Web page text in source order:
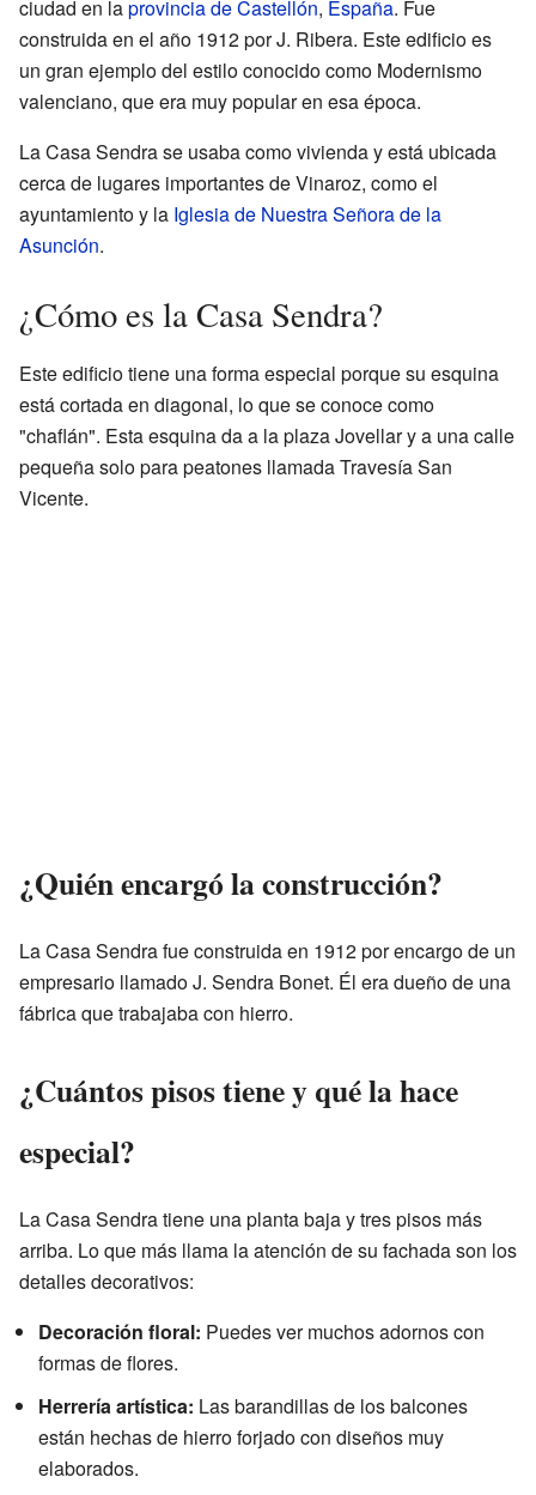
ciudad en laprovincia de Castellón, España. Fue
construida en el año 1912 por J. Ribera. Este edificio es
un gran ejemplo del estilo conocido como Modernismo
valenciano, que era muy popular en esa época.
La Casa Sendra se usaba como vivienda y está ubicada
cerca de lugares importantes de Vinaroz, como el
ayuntamiento y la Iglesia de Nuestra Señora de la
Asunción.
¿Cómo es la Casa Sendra?
Este edificio tiene una forma especial porque su esquina
está cortada en diagonal, lo que se conoce como
"chaflán". Esta esquina da a la plaza Jovellar y a una calle
pequeña solo para peatones llamada Travesía San
Vicente.
¿Quién encargó la construcción?
La Casa Sendra fue construida en 1912 por encargo de un
empresario llamado J. Sendra Bonet. Él era dueño de una
fábrica que trabajaba con hierro.
¿Cuántos pisos tiene y qué la hace
especial?
La Casa Sendra tiene una planta baja y tres pisos más
arriba. Lo que más llama la atención de su fachada son los
detalles decorativos:
Decoración floral: Puedes ver muchos adornos con
formas de flores.
Herrería artística: Las barandillas de los balcones
están hechas de hierro forjado con diseños muy
elaborados.